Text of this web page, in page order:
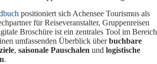
positioniert sich Achensee Tourismus als
für Reiseveranstalter, Gruppenreisen
Broschüre ist ein zentrales Tool im Bereich
umfassenden Überblick überbuchbare
, saisonale Pauschalen und logistische
.